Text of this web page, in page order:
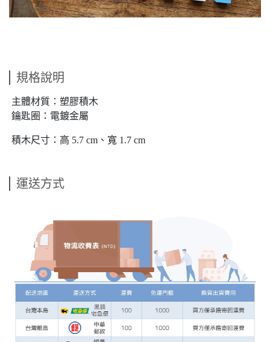
規格說明
主體材質：塑膠積木
鑰匙圈：電鍍金屬
積木尺寸：高 5.7 cm、寬 1.7 cm
運送方式